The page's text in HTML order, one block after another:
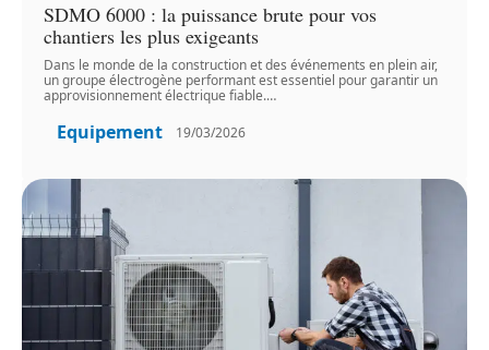
SDMO 6000 : la puissance brute pour vos
chantiers les plus exigeants
Dans le monde de la construction et des événements en plein air,
un groupe électrogène performant est essentiel pour garantir un
approvisionnement électrique fiable.…
Equipement 19/03/2026